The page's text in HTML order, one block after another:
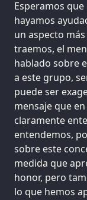
Esperamos
hayamos
un aspecto
traemos, el
hablado sobre
a este grupo,
puede ser
mensaje que
claramente
entendemos,
sobre este
medida que
honor, pero
lo que hemos